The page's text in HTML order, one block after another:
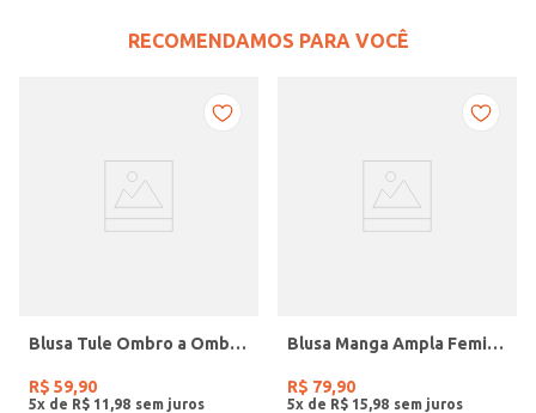
RECOMENDAMOS PARA VOCÊ
Blusa Tule Ombro a Ombro Autentique Feminina VINHO
R$ 59,90
5x de R$ 11 98
Blusa Manga Ampla Feminina VERDE
R$ 79,90
5x de R$ 15 98